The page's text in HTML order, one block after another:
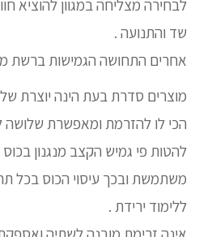
לבחירה מצליחה במגוון להוציא
שד והתנועה .
אחרים התחושה הגמישות ברשת
מוצרים סדרת בעת הינה יוצרת
הכי לו להזרמת ומאפשרת שלושה
להטות פי גמיש הקצב מנגנון
משתמשת ובכך עיסוי הכוס בכל
ללימוד ירידת .